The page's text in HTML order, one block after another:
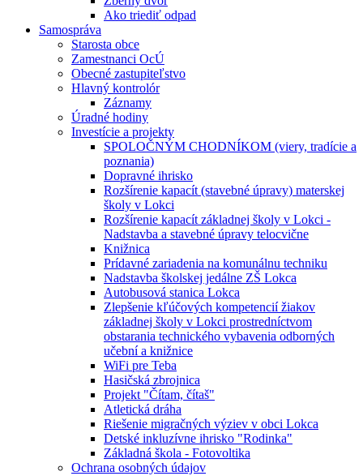
Ako triediť odpad
Samospráva
Starosta obce
Zamestnanci OcÚ
Obecné zastupiteľstvo
Hlavný kontrolór
Záznamy
Úradné hodiny
Investície a projekty
SPOLOČNÝM CHODNÍKOM (viery, tradície a
poznania)
Dopravné ihrisko
Rozšírenie kapacít (stavebné úpravy) materskej
školy v Lokci
Rozšírenie kapacít základnej školy v Lokci -
Nadstavba a stavebné úpravy telocvične
Knižnica
Prídavné zariadenia na komunálnu techniku
Nadstavba školskej jedálne ZŠ Lokca
Autobusová stanica Lokca
Zlepšenie kľúčových kompetencií žiakov
základnej školy v Lokci prostredníctvom
obstarania technického vybavenia odborných
učební a knižnice
WiFi pre Teba
Hasičská zbrojnica
Projekt "Čítam, čítaš"
Atletická dráha
Riešenie migračných výziev v obci Lokca
Detské inkluzívne ihrisko "Rodinka"
Základná škola - Fotovoltika
Ochrana osobných údajov